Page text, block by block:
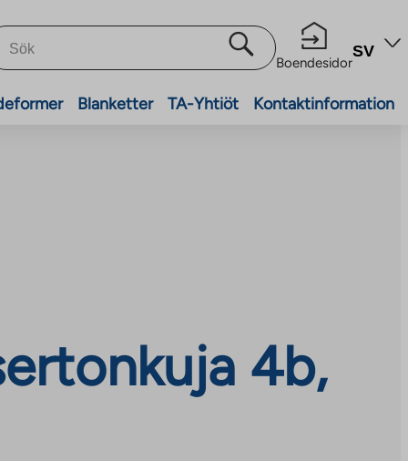
Boendesidor
SV
Blanketter TA-Yhtiöt Kontaktinformation
4b,